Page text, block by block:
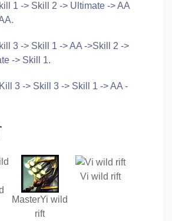
1 -> Skill 2 -> Ultimate -> AA
3 -> Skill 1 -> AA ->Skill 2 ->
-> Skill 1.
3 -> Skill 3 -> Skill 1 -> AA -
MasterYi wild
rift
Vi wild rift